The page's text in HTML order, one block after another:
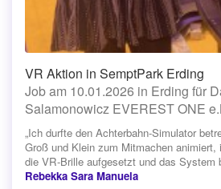
VR Aktion in SemptPark Erding
Job am 10.01.2026 in Erding für
Salamonowicz EVEREST ONE
„Ich durfte den Achterbahn-Simulator
Groß und Klein zum Mitmachen animiert,
die VR-Brille aufgesetzt und das System
Rebekka Sara Manuela